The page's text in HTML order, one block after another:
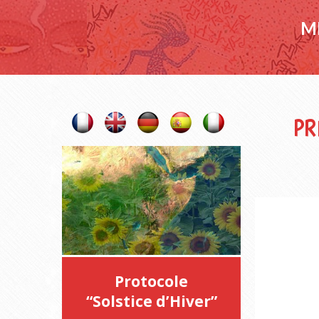
Protocole
“Solstice d’Hiver”